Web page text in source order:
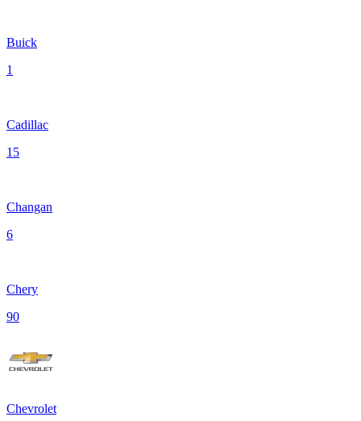
Buick
1
Cadillac
15
Changan
6
Chery
90
Chevrolet